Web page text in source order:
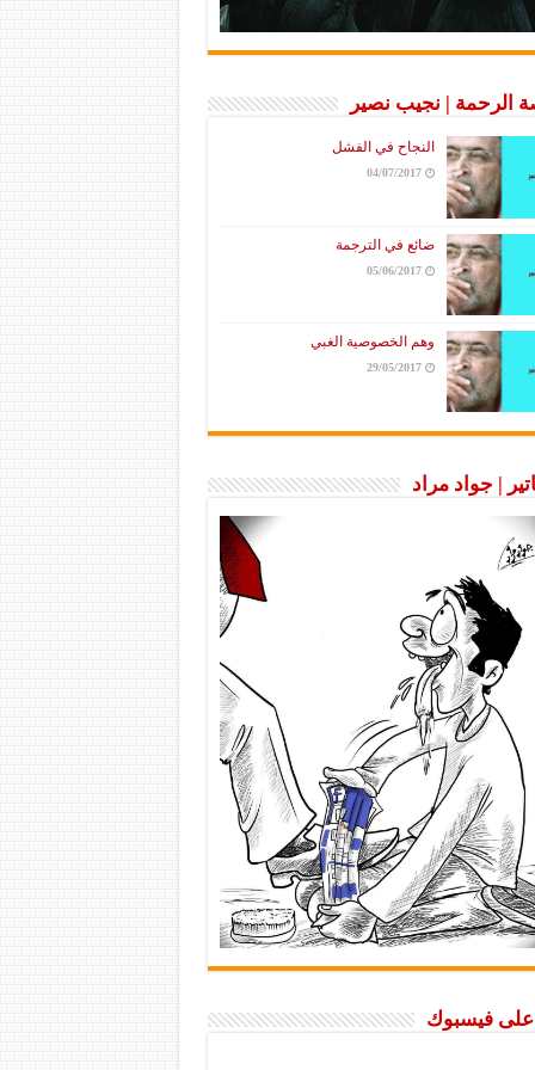
الرحمة | نجيب نصير
النجاح في الفشل
04/07/2017
ضائع في الترجمة
05/06/2017
وهم الخصوصية الغبي
29/05/2017
| جواد مراد
على فيسبوك